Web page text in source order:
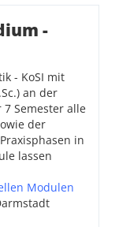
-
- KoSI mit
an der
Semester alle
der
in
lassen
Modulen